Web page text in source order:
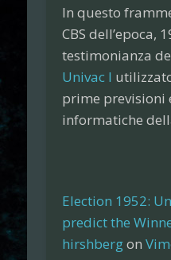
In questo
CBS dell’epoca,
testimonianza
Univac I
prime previsioni
informatiche
Election 1952:
predict the
hirshbergon